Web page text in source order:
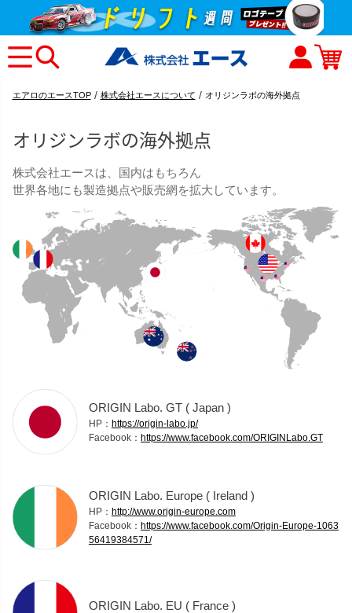
エアロのエースTOP 株式会社エースについて オリジンラボの海外拠点
オリジンラボの海外拠点
株式会社エースは、国内はもちろん
世界各地にも製造拠点や販売網を拡大しています。
ORIGIN Labo. GT ( Japan )
HP： https://origin-labo.jp/
Facebook： https://www.facebook.com/ORIGINLabo.GT
ORIGIN Labo. Europe ( Ireland )
HP： http://www.origin-europe.com
Facebook： https://www.facebook.com/Origin-Europe-1063
56419384571/
ORIGIN Labo. EU ( France )